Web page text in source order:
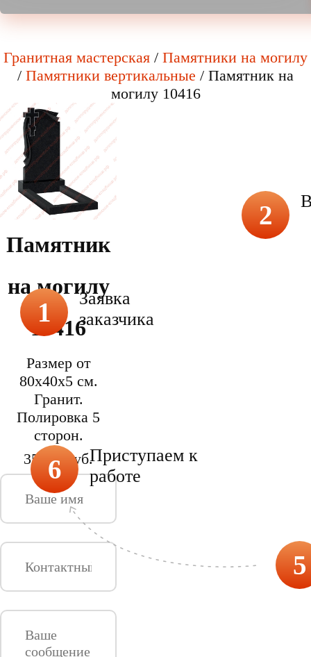
Гранитная мастерская / Памятники на могилу
/ Памятники вертикальные / Памятник на
могилу 10416
Памятник
на могилу
10416
Размер от
80х40х5 см.
Гранит.
Полировка 5
сторон.
35424 руб.
1
Заявка
заказчика
2
5
6
Приступаем к
работе